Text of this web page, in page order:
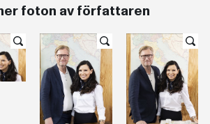
foton av författaren